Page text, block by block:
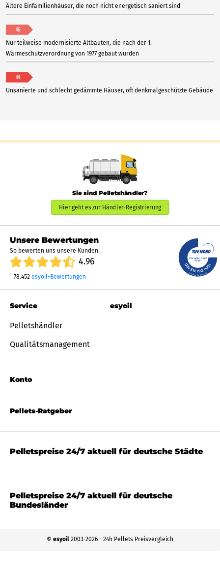
Ältere Einfamilienhäuser, die noch nicht energetisch saniert sind
G
Nur teilweise modernisierte Altbauten, die nach der 1.
Wärmeschutzverordnung von 1977 gebaut wurden
H
Unsanierte und schlecht gedämmte Häuser, oft denkmalgeschützte Gebäude
Sie sind Pelletshändler?
Hier geht es zur Händler-Registrierung
Unsere Bewertungen
So bewerten uns unsere Kunden
4.96
78.452 esyoil-Bewertungen
Pellets-Ratgeber
Service
Pelletshändler
Qualitätsmanagement
Konto
esyoil
Pelletspreise 24/7 aktuell für deutsche Städte
Pelletspreise 24/7 aktuell für deutsche
Bundesländer
© esyoil 2003‐2026 - 24h Pellets Preisvergleich